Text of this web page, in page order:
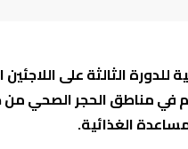
للدورة الثالثة على
في مناطق الحجر
الغذائية.